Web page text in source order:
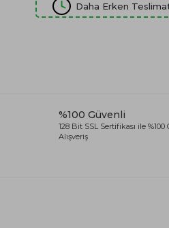
Daha Erken
%100 Güvenli
128 Bit SSL Sertifikası ile %100
Alışveriş